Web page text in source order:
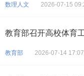
数理人文 2026-07-15
教育部召开高校体育
教育部 2026-07-14 17:07